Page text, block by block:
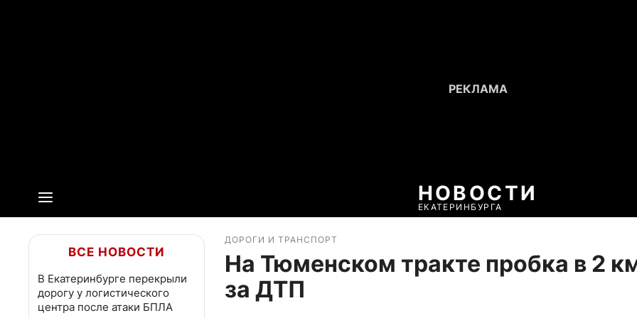
НОВОСТИ
ЕКАТЕРИНБУРГА
ВСЕ НОВОСТИ
В Екатеринбурге перекрыли
дорогу у логистического
центра после атаки БПЛА
ДОРОГИ И ТРАНСПОРТ
На Тюменском тракте пробка в 2
за ДТП